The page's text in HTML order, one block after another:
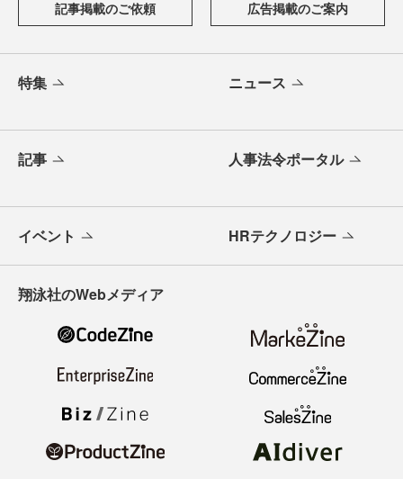
記事掲載のご依頼 広告掲載のご案内
特集 ニュース
記事 人事法令ポータル
イベント HRテクノロジー
翔泳社のWebメディア